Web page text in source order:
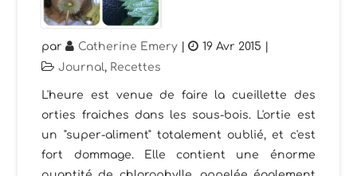
par Catherine Emery | 19 Avr 2015 |
Journal, Recettes
L'heure est venue de faire la cueillette des
orties fraiches dans les sous-bois. L'ortie est
un "super-aliment" totalement oublié, et c'est
fort dommage. Elle contient une énorme